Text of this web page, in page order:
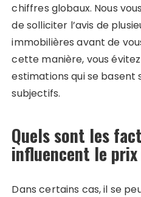
chiffres globaux. Nous
de solliciter l’avis de
immobilières avant de
cette manière, vous
estimations qui se basent
subjectifs.
Quels sont les
influencent le
Dans certains cas, il se